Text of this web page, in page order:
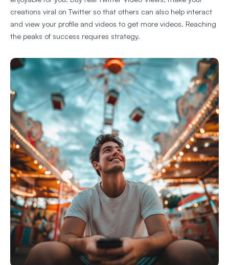
creations viral on Twitter so that others can also help interact
and view your profile and videos to get more videos. Reaching
the peaks of success requires strategy.